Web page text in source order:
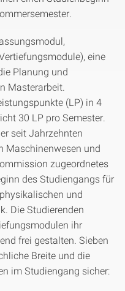
eine
Planung und
Masterarbeit.
(LP) in 4
30 LP pro Semester.
seit Jahrzehnten
Maschinenwesen und
zugeordnetes
des Studiengangs für
und
Die Studierenden
ihr
frei gestalten. Sieben
Breite und die
im Studiengang sicher: